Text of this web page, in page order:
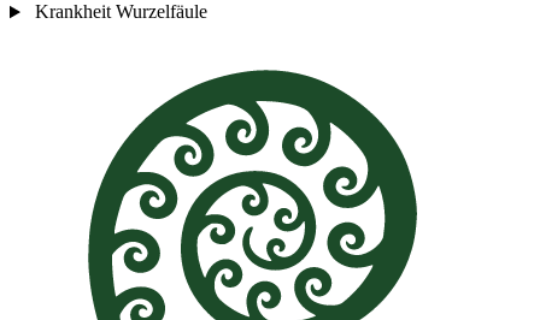
Krankheit Wurzelfäule